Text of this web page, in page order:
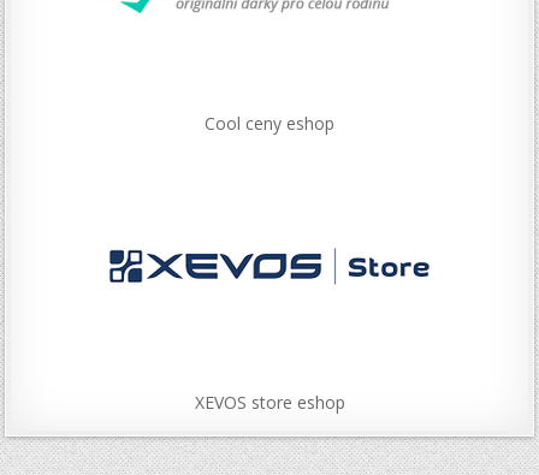
Cool ceny eshop
XEVOS store eshop